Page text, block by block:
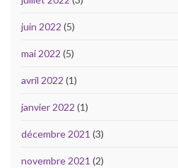
juin 2022 (5)
mai 2022 (5)
avril 2022 (1)
janvier 2022 (1)
décembre 2021 (3)
novembre 2021 (2)